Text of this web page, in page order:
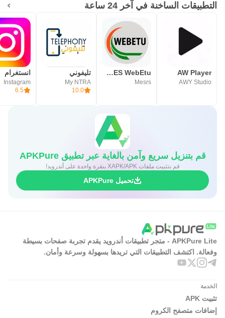
التطبيقات الساخنة في آخر 24 ساعة
AW Player
AWY Studio
PROGRES WebEtu
Mesrs
تليفوني
My NTRA
10.0
انستغرام
Instagram
6.5
قم بتنزيل سريع وآمن بالغاية عبر تطبيق APKPure
قم بتثبيت ملفات XAPK/APK بنقرة واحدة على أندرويد!
تحميل APKPure
APKPure Lite - متجر تطبيقات أندرويد يقدم تجربة صفحات بسيطة
وفعالة. اكتشف التطبيقات التي تريدها بسهولة وسرعة وأمان.
الخدمة
تثبيت APK
إضافات متصفح الكروم